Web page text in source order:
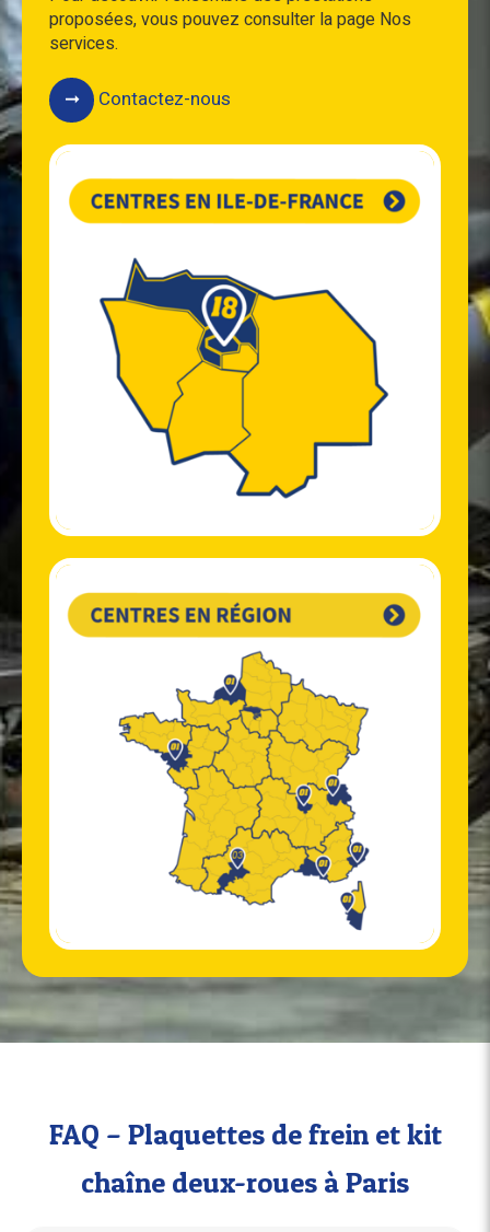
proposées, vous pouvez consulter la page Nos
services.
Contactez-nous
FAQ – Plaquettes de frein et kit
chaîne deux-roues à Paris